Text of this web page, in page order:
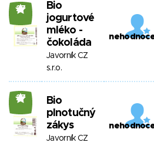
27
Bio
jogurtové
mléko -
čokoláda
Javorník CZ
s.r.o.
27
Bio
plnotučný
zákys
Javorník CZ